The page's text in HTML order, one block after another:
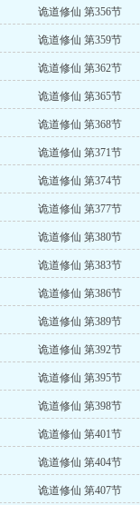
诡道修仙 第356节
诡道修仙 第359节
诡道修仙 第362节
诡道修仙 第365节
诡道修仙 第368节
诡道修仙 第371节
诡道修仙 第374节
诡道修仙 第377节
诡道修仙 第380节
诡道修仙 第383节
诡道修仙 第386节
诡道修仙 第389节
诡道修仙 第392节
诡道修仙 第395节
诡道修仙 第398节
诡道修仙 第401节
诡道修仙 第404节
诡道修仙 第407节